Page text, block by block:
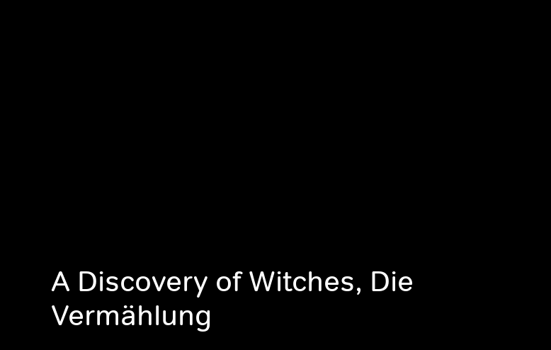
A Discovery of Witches, Die
Vermählung